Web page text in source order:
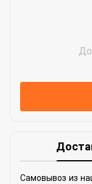
Самовывоз из